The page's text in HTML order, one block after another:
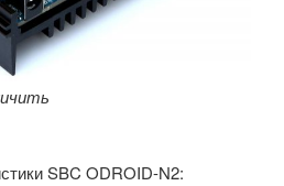
SBC ODROID-N2: